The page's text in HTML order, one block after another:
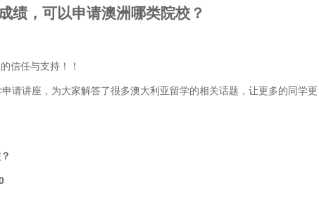
绩，可以申请澳洲哪类院校？
信任与支持！！
请讲座，为大家解答了很多澳大利亚留学的相关话题，让更多的同学更